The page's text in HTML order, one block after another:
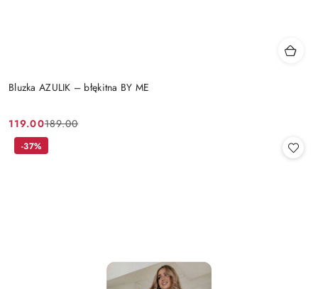
Bluzka AZULIK – błękitna BY ME
Cena
promocyjna:
119.00
Cena
przed
189.00
-37%